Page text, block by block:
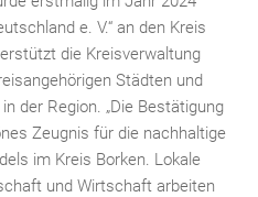
e. V.“ an den Kreis
die Kreisverwaltung
Städten und
der Region. „Die Bestätigung
Zeugnis für die nachhaltige
im Kreis Borken. Lokale
und Wirtschaft arbeiten